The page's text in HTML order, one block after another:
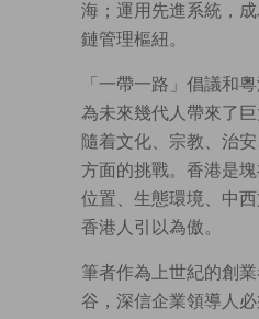
海；運用先進系統，
鏈管理樞紐。
「一帶一路」倡議和
為未來幾代人帶來了
隨着文化、宗教、治
方面的挑戰。香港是
位置、生態環境、中
香港人引以為傲。
筆者作為上世紀的創
谷，深信企業領導人